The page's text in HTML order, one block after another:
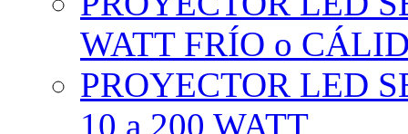
WATT FRÍO o
PROYECTOR LED
10 a 200 WATT